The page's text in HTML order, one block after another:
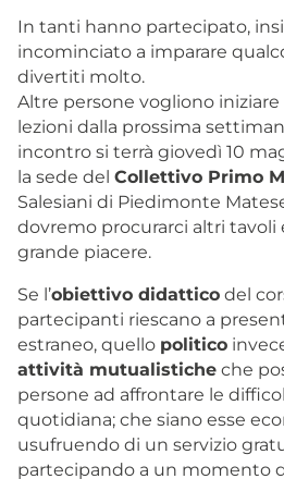
In tanti hanno partecipato,
incominciato a imparare
divertiti molto.
Altre persone vogliono
lezioni dalla prossima
incontro si terrà giovedì 10
la sede del Collettivo Primo
Salesiani di Piedimonte
dovremo procurarci altri tavoli
grande piacere.
Se l’obiettivo didattico del
partecipanti riescano a
estraneo, quello politico
attività mutualistiche che
persone ad affrontare le
quotidiana; che siano esse
usufruendo di un servizio
partecipando a un momento